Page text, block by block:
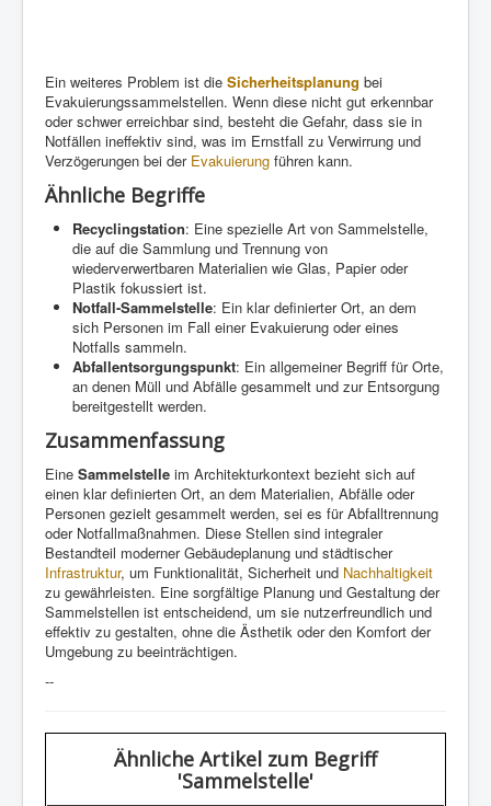
Ein weiteres Problem ist die Sicherheitsplanung bei
Evakuierungssammelstellen. Wenn diese nicht gut erkennbar
oder schwer erreichbar sind, besteht die Gefahr, dass sie in
Notfällen ineffektiv sind, was im Ernstfall zu Verwirrung und
Verzögerungen bei der Evakuierung führen kann.
Ähnliche Begriffe
Recyclingstation: Eine spezielle Art von Sammelstelle,
die auf die Sammlung und Trennung von
wiederverwertbaren Materialien wie Glas, Papier oder
Plastik fokussiert ist.
Notfall-Sammelstelle: Ein klar definierter Ort, an dem
sich Personen im Fall einer Evakuierung oder eines
Notfalls sammeln.
Abfallentsorgungspunkt: Ein allgemeiner Begriff für Orte,
an denen Müll und Abfälle gesammelt und zur Entsorgung
bereitgestellt werden.
Zusammenfassung
Eine Sammelstelle im Architekturkontext bezieht sich auf
einen klar definierten Ort, an dem Materialien, Abfälle oder
Personen gezielt gesammelt werden, sei es für Abfalltrennung
oder Notfallmaßnahmen. Diese Stellen sind integraler
Bestandteil moderner Gebäudeplanung und städtischer
Infrastruktur, um Funktionalität, Sicherheit und Nachhaltigkeit
zu gewährleisten. Eine sorgfältige Planung und Gestaltung der
Sammelstellen ist entscheidend, um sie nutzerfreundlich und
effektiv zu gestalten, ohne die Ästhetik oder den Komfort der
Umgebung zu beeinträchtigen.
--
Ähnliche Artikel zum Begriff
'Sammelstelle'